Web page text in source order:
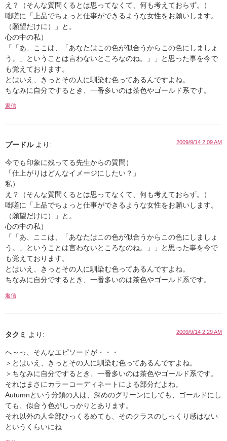
え？（そんな質問くるとは思ってなくて、何も考えておらず。）
咄嗟に「上品でちょっと仕事ができるような女性をお願いします。
（願望だけに）」と。
心の中の私）
「「あ、ここは、「あなたはこの色が似合うからこの色にしましょ
う。」ということは言わないところなのね。」」と思った事を今で
も覚えております。
とはいえ、きっとその人に馴染む色ってあるんですよね。
ちなみに自分でするとき、一番多いのは茶色やゴールド系です。
返信
プードル より: 2009/9/14 2:09 AM
今でも印象に残ってる先生からの質問）
「仕上がりはどんなイメージにしたい？」
私）
え？（そんな質問くるとは思ってなくて、何も考えておらず。）
咄嗟に「上品でちょっと仕事ができるような女性をお願いします。
（願望だけに）」と。
心の中の私）
「「あ、ここは、「あなたはこの色が似合うからこの色にしましょ
う。」ということは言わないところなのね。」」と思った事を今で
も覚えております。
とはいえ、きっとその人に馴染む色ってあるんですよね。
ちなみに自分でするとき、一番多いのは茶色やゴールド系です。
返信
タクミ より: 2009/9/14 2:29 AM
へ～っ、そんなエピソードが・・・
＞とはいえ、きっとその人に馴染む色ってあるんですよね。
＞ちなみに自分でするとき、一番多いのは茶色やゴールド系です。
それはまさにカラーコーディネートによる部分だよね。
Autumnという分類の人は、深めのグリーンにしても、ゴールドにし
ても、似合う色がしっかりとあります。
それ以外の人全部ひっくるめても、そのクラスのしっくり感はない
というくらいにね